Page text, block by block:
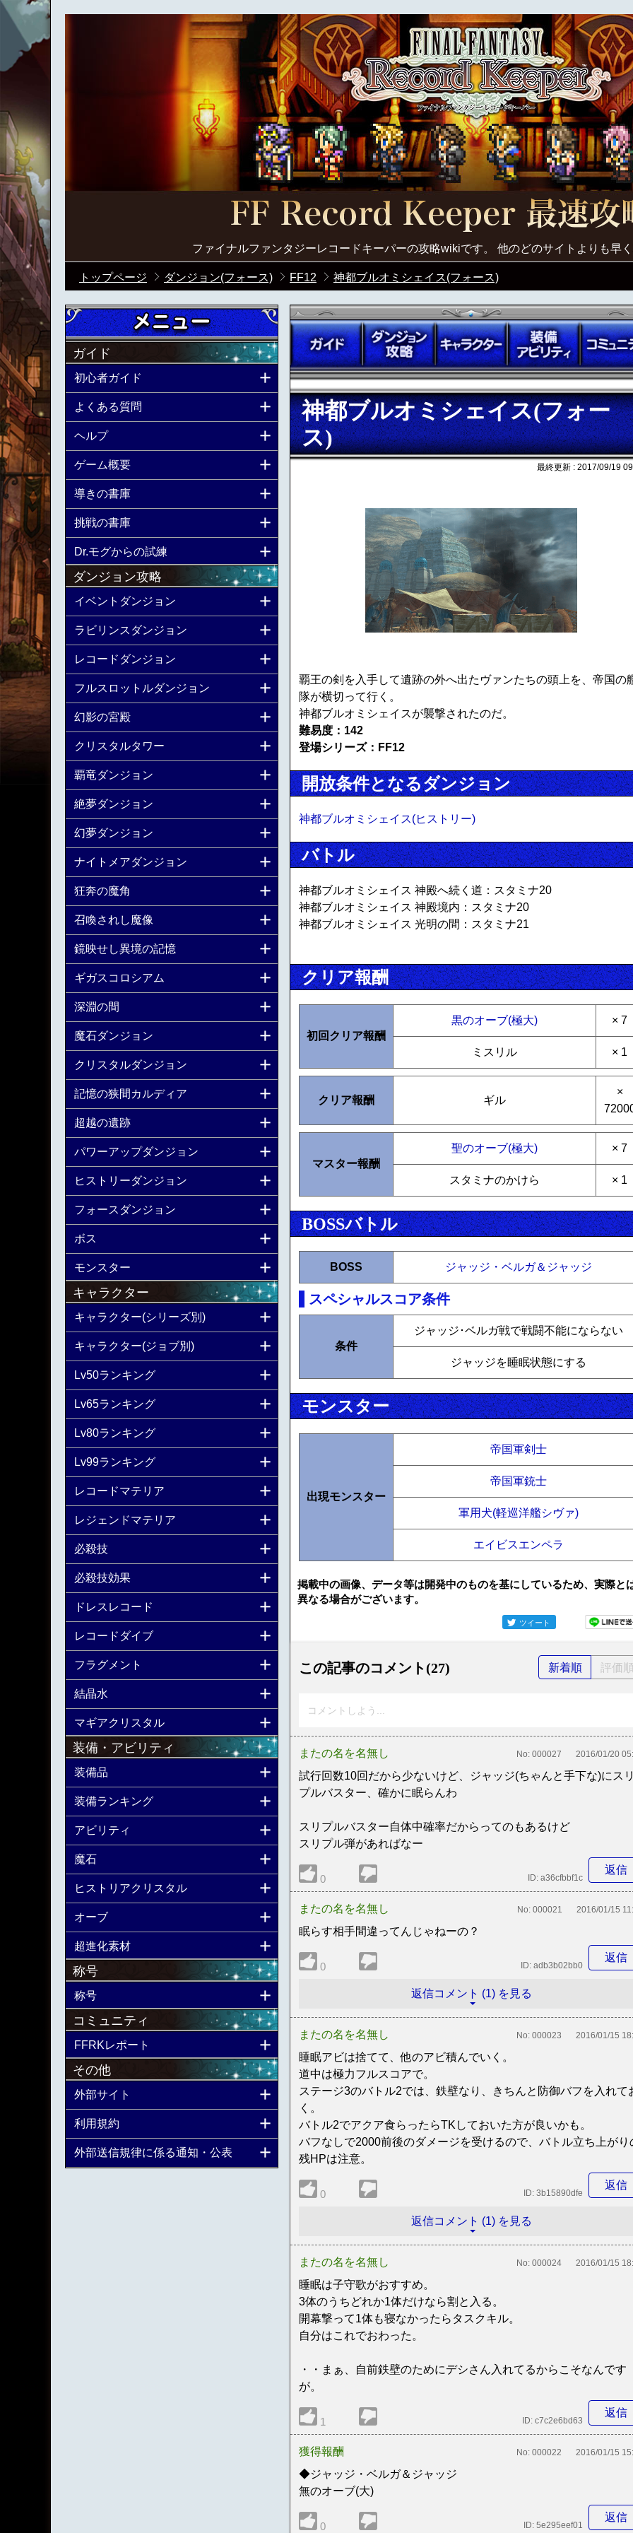
ファイナルファンタジーレコードキーパーの攻略wikiです。 他のどのサイトよりも早
トップページ ダンジョン(フォース) FF12 神都ブルオミシェイス(フォース)
神都ブルオミシェイス(フォー
ス)
最終更新 : 2017/09/19
覇王の剣を入手して遺跡の外へ出たヴァンたちの頭上を、帝国の
隊が横切って行く。
神都ブルオミシェイスが襲撃されたのだ。
難易度：142
登場シリーズ：FF12
開放条件となるダンジョン
神都ブルオミシェイス(ヒストリー)
バトル
神都ブルオミシェイス 神殿へ続く道：スタミナ20
神都ブルオミシェイス 神殿境内：スタミナ20
神都ブルオミシェイス 光明の間：スタミナ21
クリア報酬
初回クリア報酬
黒のオーブ(極大) × 7
ミスリル × 1
クリア報酬 ギル
×
マスター報酬
聖のオーブ(極大) × 7
スタミナのかけら × 1
BOSSバトル
BOSS ジャッジ・ベルガ＆ジャッジ
スペシャルスコア条件
条件
ジャッジ･ベルガ戦で戦闘不能にならない
ジャッジを睡眠状態にする
モンスター
出現モンスター
帝国軍剣士
帝国軍銃士
軍用犬(軽巡洋艦シヴァ)
エイビスエンペラ
掲載中の画像、データ等は開発中のものを基にしているため、実際と
異なる場合がございます。
ツイート
この記事のコメント(27) 新着順 評価順
コメントしよう...
またの名を名無し No: 000027 2016/01/20
試行回数10回だから少ないけど、ジャッジ(ちゃんと手下な)にスリ
プルバスター、確かに眠らんわ
スリプルバスター自体中確率だからってのもあるけど
スリプル弾があればなー
0
返信
ID: a36cfbbf1c
またの名を名無し No: 000021 2016/01/15
眠らす相手間違ってんじゃねーの？
0
返信
ID: adb3b02bb0
返信コメント (1) を見る
またの名を名無し No: 000023 2016/01/15
睡眠アビは捨てて、他のアビ積んでいく。
道中は極力フルスコアで。
ステージ3のバトル2では、鉄壁なり、きちんと防御バフを入れて
く。
バトル2でアクア食らったらTKしておいた方が良いかも。
バフなしで2000前後のダメージを受けるので、バトル立ち上がり
残HPは注意。
0
返信
ID: 3b15890dfe
返信コメント (1) を見る
またの名を名無し No: 000024 2016/01/15
睡眠は子守歌がおすすめ。
3体のうちどれか1体だけなら割と入る。
開幕撃って1体も寝なかったらタスクキル。
自分はこれでおわった。
・・まぁ、自前鉄壁のためにデシさん入れてるからこそなんです
が。
1
返信
ID: c7c2e6bd63
獲得報酬 No: 000022 2016/01/15
◆ジャッジ・ベルガ＆ジャッジ
無のオーブ(大)
0
返信
ID: 5e295eef01
ガイド
初心者ガイド
よくある質問
ヘルプ
ゲーム概要
導きの書庫
挑戦の書庫
Dr.モグからの試練
ダンジョン攻略
イベントダンジョン
ラビリンスダンジョン
レコードダンジョン
フルスロットルダンジョン
幻影の宮殿
クリスタルタワー
覇竜ダンジョン
絶夢ダンジョン
幻夢ダンジョン
ナイトメアダンジョン
狂奔の魔角
召喚されし魔像
鏡映せし異境の記憶
ギガスコロシアム
深淵の間
魔石ダンジョン
クリスタルダンジョン
記憶の狭間カルディア
超越の遺跡
パワーアップダンジョン
ヒストリーダンジョン
フォースダンジョン
ボス
モンスター
キャラクター
キャラクター(シリーズ別)
キャラクター(ジョブ別)
Lv50ランキング
Lv65ランキング
Lv80ランキング
Lv99ランキング
レコードマテリア
レジェンドマテリア
必殺技
必殺技効果
ドレスレコード
レコードダイブ
フラグメント
結晶水
マギアクリスタル
装備・アビリティ
装備品
装備ランキング
アビリティ
魔石
ヒストリアクリスタル
オーブ
超進化素材
称号
称号
コミュニティ
FFRKレポート
その他
外部サイト
利用規約
外部送信規律に係る通知・公表